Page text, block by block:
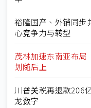
裕隆国产、外销同
心竞争力与转型
茂林加速东南亚布
划随后上
川普关税再退款206
龙数字